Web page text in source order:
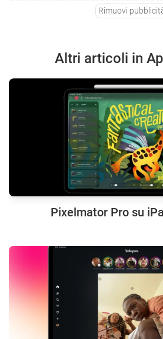
Rimuovi
Altri articoli in
Pixelmator Pro su